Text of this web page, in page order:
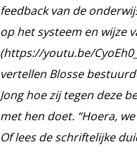
feedback van de
op het systeem en wijze
(https://youtu.be/
vertellen Blosse
Jong hoe zij tegen deze
met hen doet. “Hoera,
Of lees de schriftelijke